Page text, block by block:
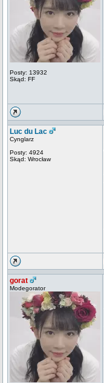
Posty: 13932
Skąd: FF
Luc du Lac
Cynglarz
Posty: 4924
Skąd: Wrocław
gorat
Modegorator